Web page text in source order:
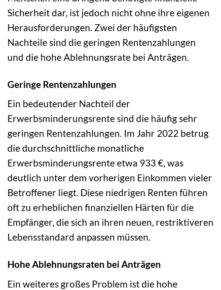
Sicherheit dar, ist jedoch nicht ohne ihre eigenen
Herausforderungen. Zwei der häufigsten
Nachteile sind die geringen Rentenzahlungen
und die hohe Ablehnungsrate bei Anträgen.
Geringe Rentenzahlungen
Ein bedeutender Nachteil der
Erwerbsminderungsrente sind die häufig sehr
geringen Rentenzahlungen. Im Jahr 2022 betrug
die durchschnittliche monatliche
Erwerbsminderungsrente etwa 933 €, was
deutlich unter dem vorherigen Einkommen vieler
Betroffener liegt. Diese niedrigen Renten führen
oft zu erheblichen finanziellen Härten für die
Empfänger, die sich an ihren neuen, restriktiveren
Lebensstandard anpassen müssen.
Hohe Ablehnungsraten bei Anträgen
Ein weiteres großes Problem ist die hohe